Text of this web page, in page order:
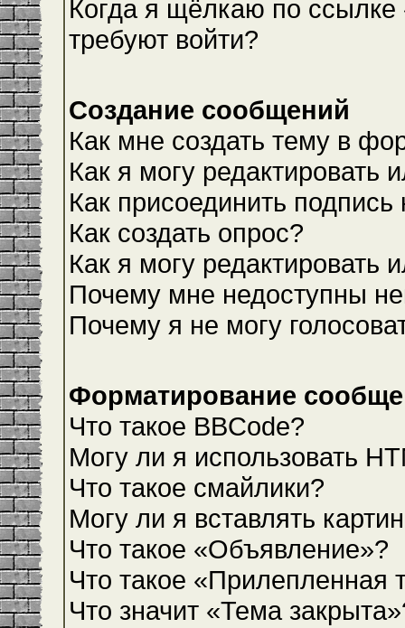
Когда я щёлкаю по ссылке
требуют войти?
Создание сообщений
Как мне создать тему в
Как я могу редактировать
Как присоединить
Как создать опрос?
Как я могу редактировать
Почему мне недоступны
Почему я не могу
Форматирование
Что такое BBCode?
Могу ли я использовать
Что такое смайлики?
Могу ли я вставлять
Что такое «Объявление»?
Что такое «Прилепленная
Что значит «Тема